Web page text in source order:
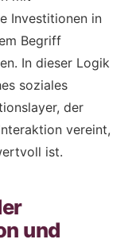
Investitionen in
Begriff
In dieser Logik
soziales
der
vereint,
ist.
und